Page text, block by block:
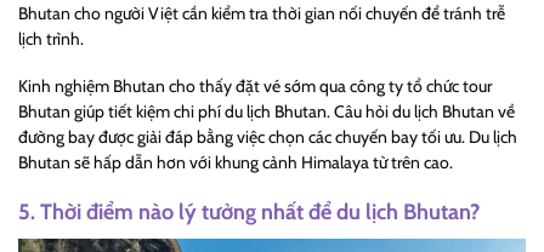
Bhutan cho người Việt cần kiểm tra thời gian nối chuyến để tránh trễ
lịch trình.
Kinh nghiệm Bhutan cho thấy đặt vé sớm qua công ty tổ chức tour
Bhutan giúp tiết kiệm chi phí du lịch Bhutan. Câu hỏi du lịch Bhutan về
đường bay được giải đáp bằng việc chọn các chuyến bay tối ưu. Du lịch
Bhutan sẽ hấp dẫn hơn với khung cảnh Himalaya từ trên cao.
5. Thời điểm nào lý tưởng nhất để du lịch Bhutan?